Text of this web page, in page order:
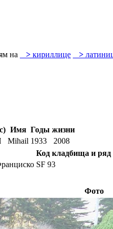
на
> кириллице >
Имя Годы жизни
Mihail 1933
2008
Код кладбища и ряд
SF 93
Фото